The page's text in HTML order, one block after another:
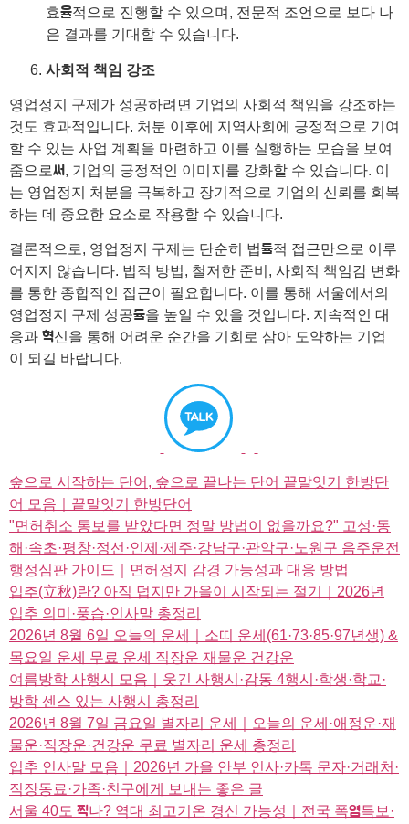
효율적으로 진행할 수 있으며, 전문적 조언으로 보다 나
은 결과를 기대할 수 있습니다.
사회적 책임 강조
영업정지 구제가 성공하려면 기업의 사회적 책임을 강조하는
것도 효과적입니다. 처분 이후에 지역사회에 긍정적으로 기여
할 수 있는 사업 계획을 마련하고 이를 실행하는 모습을 보여
줌으로써, 기업의 긍정적인 이미지를 강화할 수 있습니다. 이
는 영업정지 처분을 극복하고 장기적으로 기업의 신뢰를 회복
하는 데 중요한 요소로 작용할 수 있습니다.
결론적으로, 영업정지 구제는 단순히 법률적 접근만으로 이루
어지지 않습니다. 법적 방법, 철저한 준비, 사회적 책임감 변화
를 통한 종합적인 접근이 필요합니다. 이를 통해 서울에서의
영업정지 구제 성공률을 높일 수 있을 것입니다. 지속적인 대
응과 혁신을 통해 어려운 순간을 기회로 삼아 도약하는 기업
이 되길 바랍니다.
숲으로 시작하는 단어, 숲으로 끝나는 단어 끝말잇기 한방단
어 모음｜끝말잇기 한방단어
"면허취소 통보를 받았다면 정말 방법이 없을까요?" 고성·동
해·속초·평창·정선·인제·제주·강남구·관악구·노원구 음주운전
행정심판 가이드｜면허정지 감경 가능성과 대응 방법
입추(立秋)란? 아직 덥지만 가을이 시작되는 절기｜2026년
입추 의미·풍습·인사말 총정리
2026년 8월 6일 오늘의 운세｜소띠 운세(61·73·85·97년생) &
목요일 운세 무료 운세 직장운 재물운 건강운
여름방학 사행시 모음｜웃긴 사행시·감동 4행시·학생·학교·
방학 센스 있는 사행시 총정리
2026년 8월 7일 금요일 별자리 운세｜오늘의 운세·애정운·재
물운·직장운·건강운 무료 별자리 운세 총정리
입추 인사말 모음｜2026년 가을 안부 인사·카톡 문자·거래처·
직장동료·가족·친구에게 보내는 좋은 글
서울 40도 찍나? 역대 최고기온 경신 가능성｜전국 폭염특보·